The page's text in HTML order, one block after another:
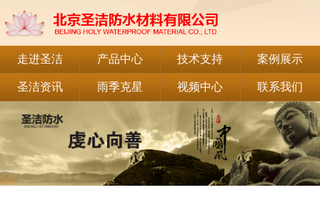
走进圣洁 产品中心 技术支持 案例展示
圣洁资讯 雨季克星 视频中心 联系我们